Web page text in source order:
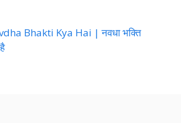
Bhakti Kya Hai | नवधा भक्ति